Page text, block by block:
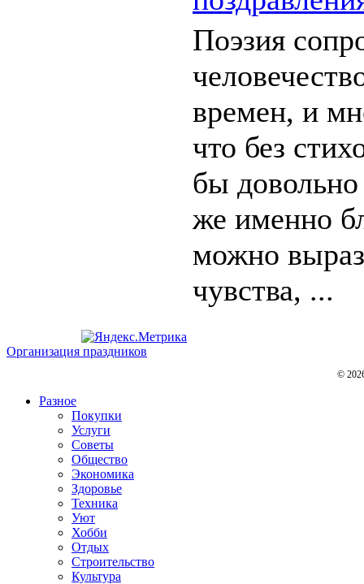
Поэзия
времен, и
что без
бы
же именно
можно
чувства, ...
Организация праздников
©
Разное
Покупки
Услуги
Советы
Общество
Экономика
Здоровье
Техника
Уют
Хобби
Отдых
Строительство
Культура